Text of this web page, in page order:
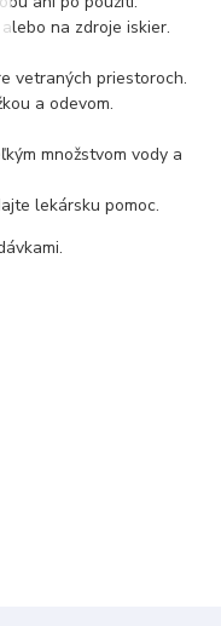
na zdroje iskier.
vetraných priestoroch.
a odevom.
množstvom vody a
lekársku pomoc.